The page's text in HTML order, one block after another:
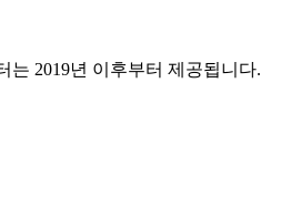
는 2019년 이후부터 제공됩니다.